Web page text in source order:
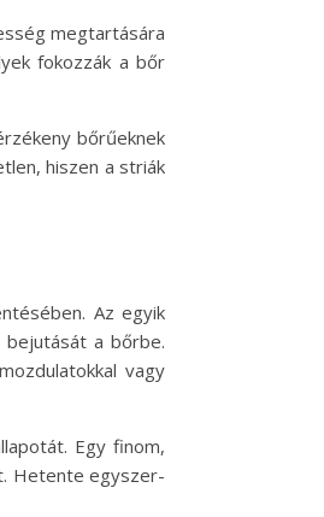
megtartására
fokozzák a bőr
bőrűeknek
hiszen a striák
Az egyik
bejutását a bőrbe.
vagy
Egy finom,
Hetente egyszer-